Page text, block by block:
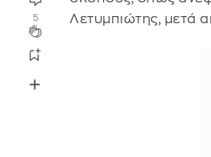
5
Λετυμπιώτης, μετά